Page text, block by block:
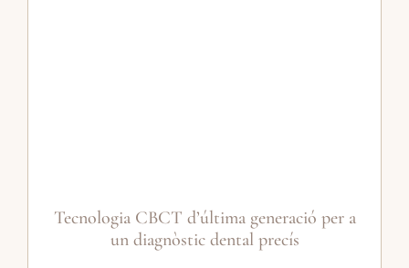
Tecnologia CBCT d’última generació per a
un diagnòstic dental precís